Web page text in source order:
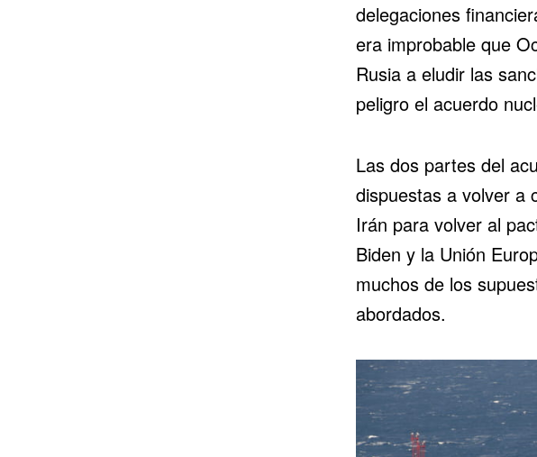
delegaciones
era improbable que
Rusia a eludir las
peligro el acuerdo
Las dos partes del
dispuestas a volver a
Irán para volver al
Biden y la Unión
muchos de los
abordados.